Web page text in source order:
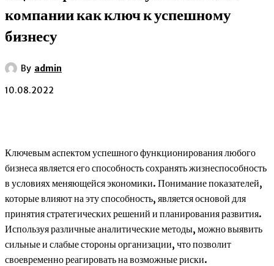
компании как ключ к успешному
бизнесу
By admin
10.08.2022
Ключевым аспектом успешного функционирования любого
бизнеса является его способность сохранять жизнеспособность
в условиях меняющейся экономики. Понимание показателей,
которые влияют на эту способность, является основой для
принятия стратегических решений и планирования развития.
Используя различные аналитические методы, можно выявить
сильные и слабые стороны организации, что позволит
своевременно реагировать на возможные риски.